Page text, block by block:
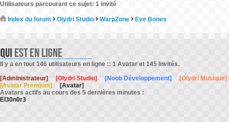
Utilisateurs parcourant ce sujet: 1 invité
Index du forum Olydri Studio WarpZone Eve Bones
Il y a en tout 146 utilisateurs en ligne :: 1 Avatar et 145 Invités.
[Administrateur]
[Olydri Studio] [Noob Développement]
[Olydri Musique]
[Avatar Premium]
[Avatar]
Avatars actifs au cours des 5 dernières minutes :
El30n0r3